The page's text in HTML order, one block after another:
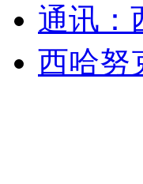
安徽一实载49人
通讯：
西哈努